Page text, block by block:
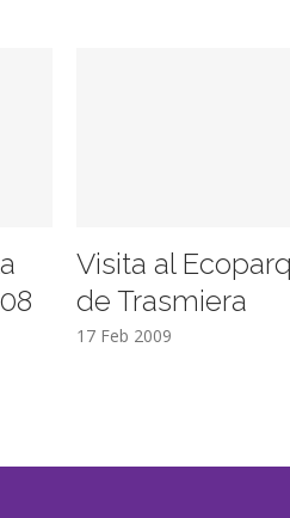
Visita al
de Trasmiera
17 Feb 2009